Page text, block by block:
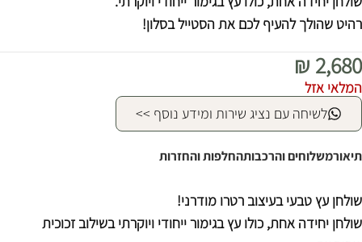
רהיט שהולך להעיף לכם את הסטייל בסלון!
₪ 2,680
המלאי אזל
לשיחה עם נציג שירות ומידע נוסף >>
תיאורמשלוחים והרכבותהחלפות והחזרות
שולחן עץ טבעי בעיצוב רטרו מודרני!
שולחן יחידה אחת, כולו עץ בגימור ייחודי ויוקרתי בשילוב זכוכית